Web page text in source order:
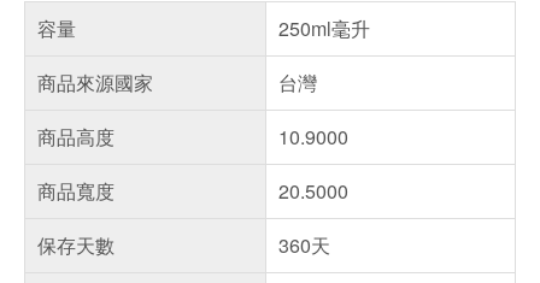
容量
250ml毫升
商品來源國家
台灣
商品高度
10.9000
商品寬度
20.5000
保存天數
360天